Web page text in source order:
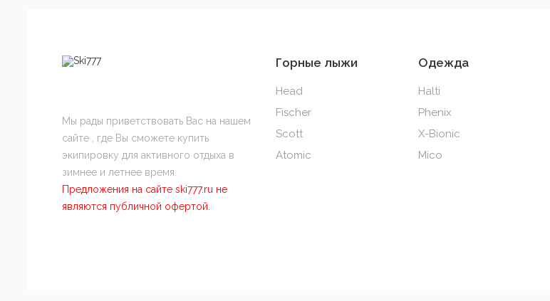
Мы рады приветствовать Вас на нашем
сайте , где Вы сможете купить
экипировку для активного отдыха в
зимнее и летнее время.
Предложения на сайте ski777.ru не
являются публичной офертой.
Горные лыжи
Head
Fischer
Scott
Atomic
Одежда
Halti
Phenix
X-Bionic
Mico